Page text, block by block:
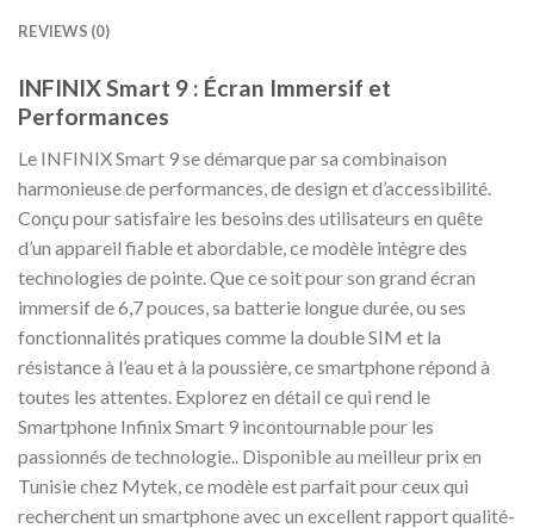
REVIEWS (0)
INFINIX Smart 9 : Écran Immersif et
Performances
Le INFINIX Smart 9 se démarque par sa combinaison
harmonieuse de performances, de design et d’accessibilité.
Conçu pour satisfaire les besoins des utilisateurs en quête
d’un appareil fiable et abordable, ce modèle intègre des
technologies de pointe. Que ce soit pour son grand écran
immersif de 6,7 pouces, sa batterie longue durée, ou ses
fonctionnalités pratiques comme la double SIM et la
résistance à l’eau et à la poussière, ce smartphone répond à
toutes les attentes. Explorez en détail ce qui rend le
Smartphone Infinix Smart 9 incontournable pour les
passionnés de technologie.. Disponible au meilleur prix en
Tunisie chez Mytek, ce modèle est parfait pour ceux qui
recherchent un smartphone avec un excellent rapport qualité-